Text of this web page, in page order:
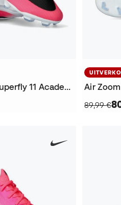
Air Zoom Mercurial Superfly 11 Academy FG/MG Voetbalschoenen
89,99 €